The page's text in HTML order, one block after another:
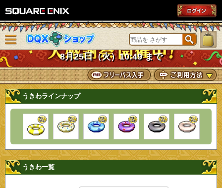
DQXショップ
8月25日（火）10:49 まで
ニューを閉じる
うきわラインナップ
うきわ一覧